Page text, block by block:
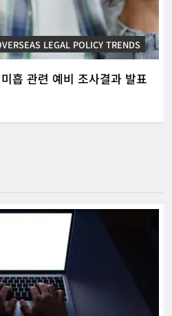
ICT POLICY TRENDS
사전협의 지원 시범운영